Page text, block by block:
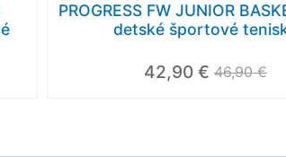
PROGRESS FW JUNIOR
detské športové
42,90 € 46,90 €